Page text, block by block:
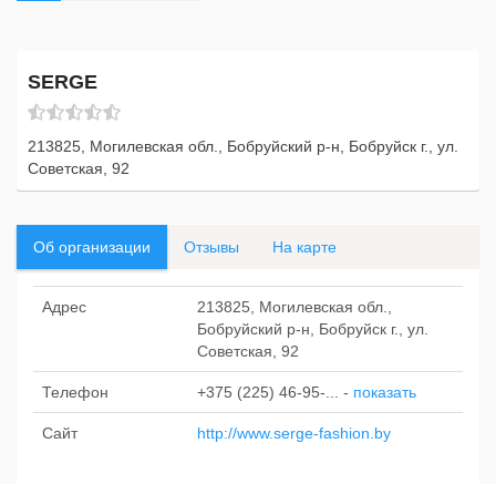
SERGE
213825, Могилевская обл., Бобруйский р-н, Бобруйск г., ул.
Советская, 92
Об организации Отзывы На карте
Адрес
213825, Могилевская обл.,
Бобруйский р-н, Бобруйск г., ул.
Советская, 92
Телефон +375 (225) 46-95-... - показать
Сайт http://www.serge-fashion.by